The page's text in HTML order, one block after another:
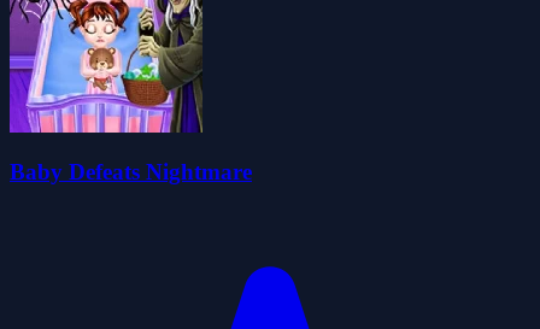
Baby Defeats Nightmare